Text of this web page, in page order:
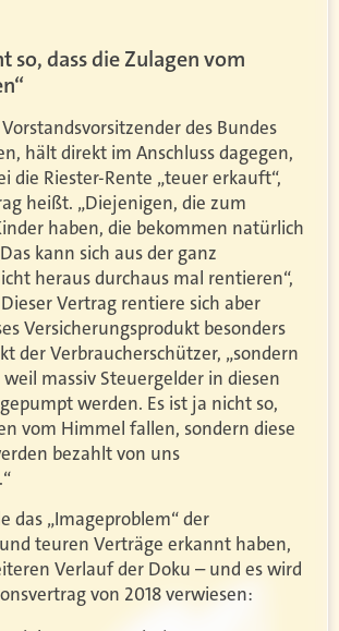
so, dass die Zulagen vom
des Bundes
hält direkt im Anschluss dagegen,
die Riester-Rente „teuer erkauft“,
heißt. „Diejenigen, die zum
haben, die bekommen natürlich
kann sich aus der ganz
heraus durchaus mal rentieren“,
Vertrag rentiere sich aber
Versicherungsprodukt besonders
der Verbraucherschützer, „sondern
massiv Steuergelder in diesen
werden. Es ist ja nicht so,
vom Himmel fallen, sondern diese
bezahlt von uns
das „Imageproblem“ der
teuren Verträge erkannt haben,
Verlauf der Doku – und es wird
von 2018 verwiesen: